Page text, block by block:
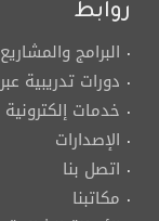
روابط
البرامج والمشاريع
دورات تدريبية عبر
خدمات إلكترونية
الإصدارات
اتصل بنا
مكاتبنا